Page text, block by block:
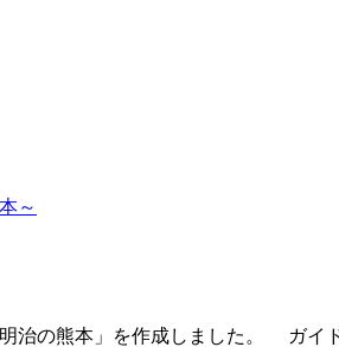
～
治の熊本」を作成しました。 ガイ